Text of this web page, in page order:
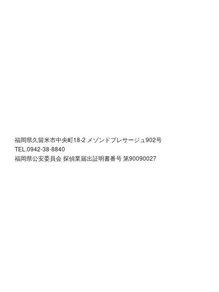
福岡県久留米市中央町18-2 メゾンドプレサージュ902号
TEL.0942-38-8840
福岡県公安委員会 探偵業届出証明書番号 第90090027